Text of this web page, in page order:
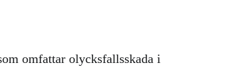
omfattar olycksfallsskada i